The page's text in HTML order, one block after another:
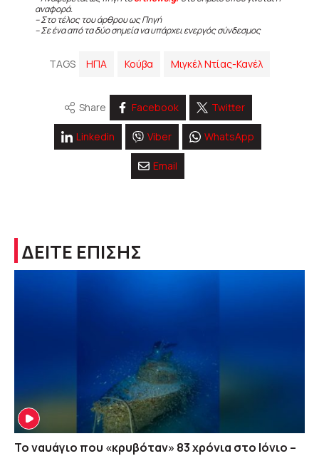
αναφορά.
– Στο τέλος του άρθρου ως Πηγή
– Σε ένα από τα δύο σημεία να υπάρχει ενεργός σύνδεσμος
TAGS ΗΠΑ Κούβα Μιγκέλ Ντίας-Κανέλ
Share Facebook Twitter
Linkedin Viber WhatsApp
Email
ΔΕΙΤΕ ΕΠΙΣΗΣ
Το ναυάγιο που «κρυβόταν» 83 χρόνια στο Ιόνιο –